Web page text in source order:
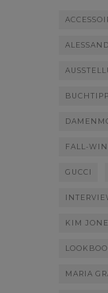
BUCHTIPP
FALL-
GUCCI
KIM
MARIA